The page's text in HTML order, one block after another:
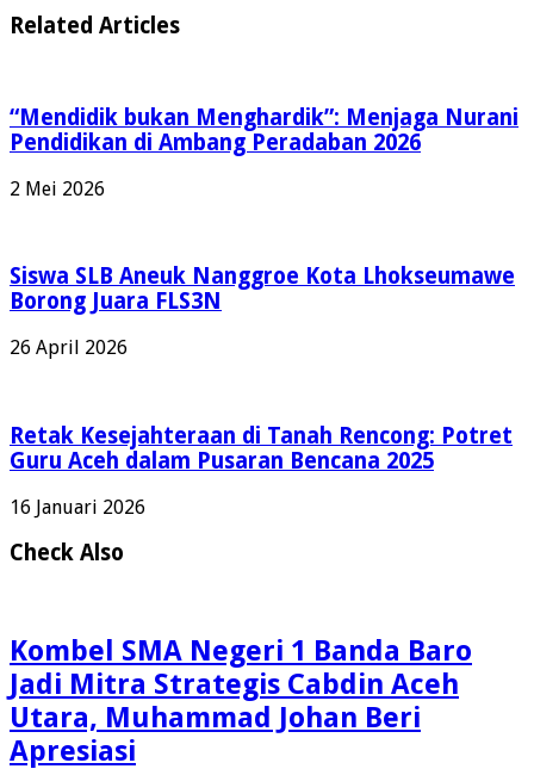
Related Articles
“Mendidik bukan Menghardik”: Menjaga Nurani
Pendidikan di Ambang Peradaban 2026
2 Mei 2026
Siswa SLB Aneuk Nanggroe Kota Lhokseumawe
Borong Juara FLS3N
26 April 2026
Retak Kesejahteraan di Tanah Rencong: Potret
Guru Aceh dalam Pusaran Bencana 2025
16 Januari 2026
Check Also
Kombel SMA Negeri 1 Banda Baro
Jadi Mitra Strategis Cabdin Aceh
Utara, Muhammad Johan Beri
Apresiasi